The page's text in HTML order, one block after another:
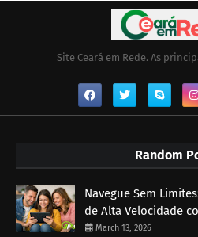
Site Ceará em Rede. As
Random
Navegue Sem
de Alta Velocidade
March 13, 2026